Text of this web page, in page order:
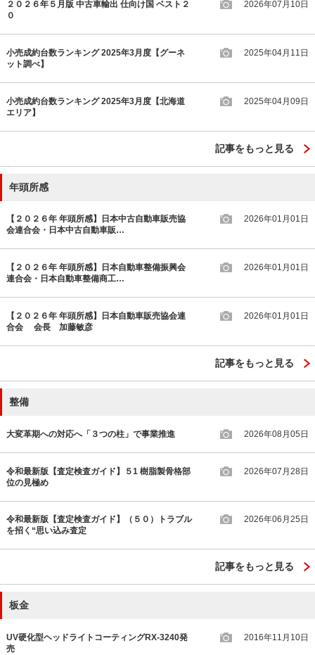
２０２６年５月版 中古車輸出 仕向け国 ベスト２
０
2026年07月10日
小売成約台数ランキング 2025年3月度【グーネ
ット調べ】
2025年04月11日
小売成約台数ランキング 2025年3月度【北海道
エリア】
2025年04月09日
記事をもっと見る
年頭所感
【２０２６年 年頭所感】日本中古自動車販売協
会連合会・日本中古自動車販…
2026年01月01日
【２０２６年 年頭所感】日本自動車整備振興会
連合会・日本自動車整備商工…
2026年01月01日
【２０２６年 年頭所感】日本自動車販売協会連
合会 会長 加藤敏彦
2026年01月01日
記事をもっと見る
整備
大変革期への対応へ「３つの柱」で事業推進 2026年08月05日
令和最新版【査定検査ガイド】５1 樹脂製骨格部
位の見極め
2026年07月28日
令和最新版【査定検査ガイド】（５０）トラブル
を招く“思い込み査定
2026年06月25日
記事をもっと見る
板金
UV硬化型ヘッドライトコーティングRX-3240発
売
2016年11月10日